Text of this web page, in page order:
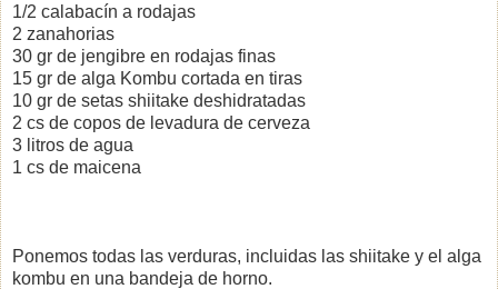
1/2 calabacín a rodajas
2 zanahorias
30 gr de jengibre en rodajas finas
15 gr de alga Kombu cortada en tiras
10 gr de setas shiitake deshidratadas
2 cs de copos de levadura de cerveza
3 litros de agua
1 cs de maicena
Ponemos todas las verduras, incluidas las shiitake y el alga
kombu en una bandeja de horno.